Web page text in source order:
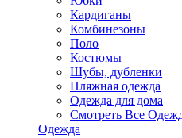
Кардиганы
Комбинезоны
Поло
Костюмы
Шубы, дубленки
Пляжная одежда
Одежда для дома
Смотреть Все
Одежда